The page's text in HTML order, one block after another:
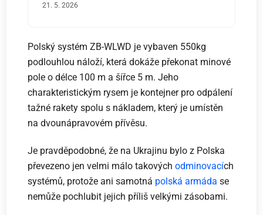
21. 5. 2026
Polský systém ZB-WLWD je vybaven 550kg
podlouhlou náloží, která dokáže překonat minové
pole o délce 100 m a šířce 5 m. Jeho
charakteristickým rysem je kontejner pro odpálení
tažné rakety spolu s nákladem, který je umístěn
na dvounápravovém přívěsu.
Je pravděpodobné, že na Ukrajinu bylo z Polska
převezeno jen velmi málo takovýchodminovacích
systémů, protože ani samotná polská armáda se
nemůže pochlubit jejich příliš velkými zásobami.